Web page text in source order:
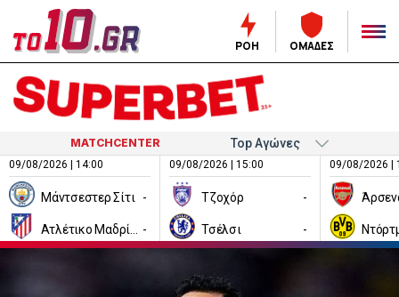
ΡΟΗ ΟΜΑΔΕΣ
MATCHCENTER
09/08/2026 | 14:00
Μάντσεστερ Σίτι -
-
09/08/2026 | 15:00
Τζοχόρ -
Τσέλσι -
09/08/2026 |